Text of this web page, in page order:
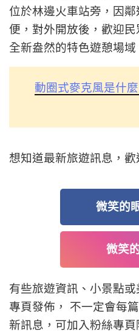
位於林邊火車站旁，因
便，對外開放後，歡迎
全新盎然的特色遊憩場域
動圈式麥克風是什
想知道最新旅遊訊息，歡
微笑的
微笑
有些旅遊資訊、小景點
專頁發佈， 不一定會每
新訊息，可加入粉絲專